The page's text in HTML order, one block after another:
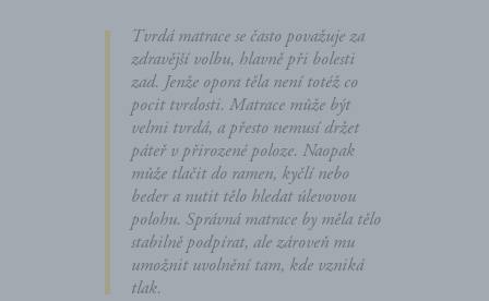
Tvrdá matrace se často považuje za
zdravější volbu, hlavně při bolesti
zad. Jenže opora těla není totéž co
pocit tvrdosti. Matrace může být
velmi tvrdá, a přesto nemusí držet
páteř v přirozené poloze. Naopak
může tlačit do ramen, kyčlí nebo
beder a nutit tělo hledat úlevovou
polohu. Správná matrace by měla tělo
stabilně podpírat, ale zároveň mu
umožnit uvolnění tam, kde vzniká
tlak.